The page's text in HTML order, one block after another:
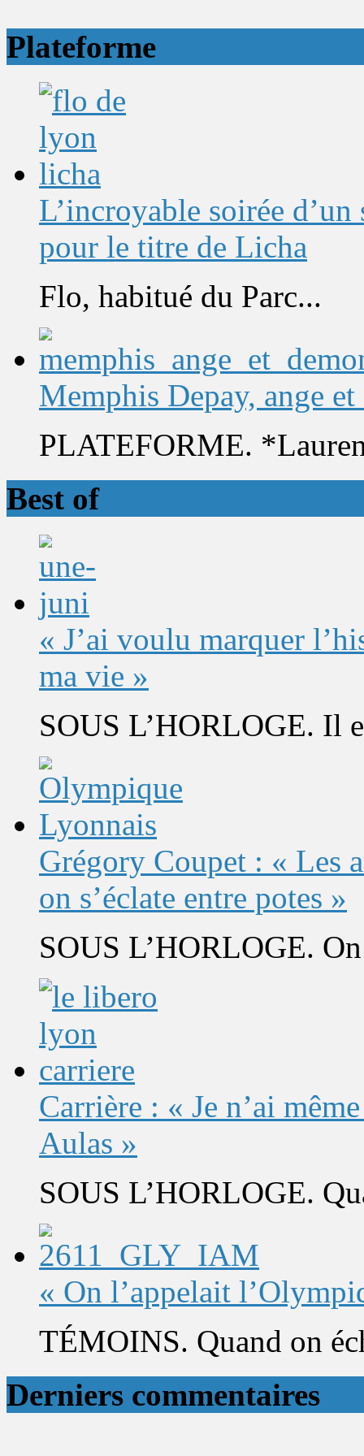
Plateforme
L’incroyable soirée
pour le titre de Licha
Flo, habitué du Parc...
Memphis Depay, ange et
PLATEFORME.
Best of
« J’ai voulu marquer
ma vie »
SOUS L’HORLOGE. Il
Grégory Coupet : « Les
on s’éclate entre potes »
SOUS L’HORLOGE.
Carrière : « Je n’ai
Aulas »
SOUS L’HORLOGE.
« On l’appelait
TÉMOINS. Quand on
Derniers commentaires